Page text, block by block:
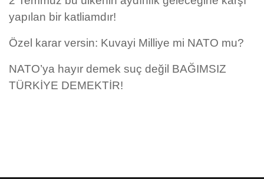
yapılan bir katliamdır!
Özel karar versin: Kuvayi Milliye mi NATO mu?
NATO’ya hayır demek suç değil BAĞIMSIZ
TÜRKİYE DEMEKTİR!